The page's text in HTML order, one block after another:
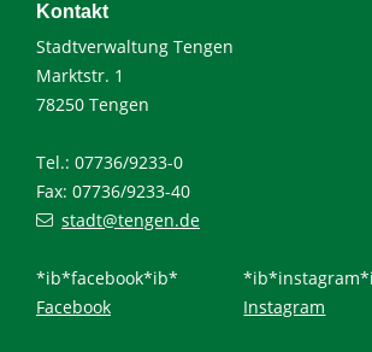
Kontakt
Stadtverwaltung Tengen
Marktstr. 1
78250 Tengen
Tel.: 07736/9233-0
Fax: 07736/9233-40
stadt@tengen.de
*ib*facebook*ib*
Facebook
Instagram